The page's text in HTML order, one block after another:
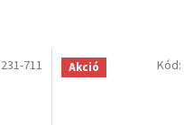
231-711 Akció Kód: